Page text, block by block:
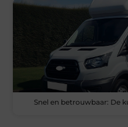
Snel en betrouwbaar: De